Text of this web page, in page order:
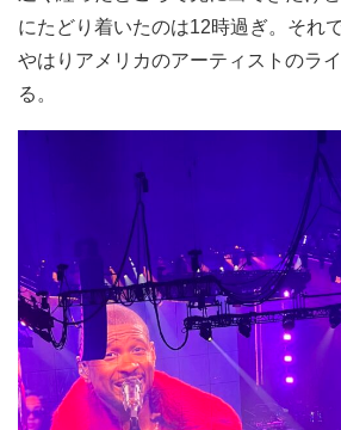
にたどり着いたのは12時過ぎ。それ
やはりアメリカのアーティストのラ
る。